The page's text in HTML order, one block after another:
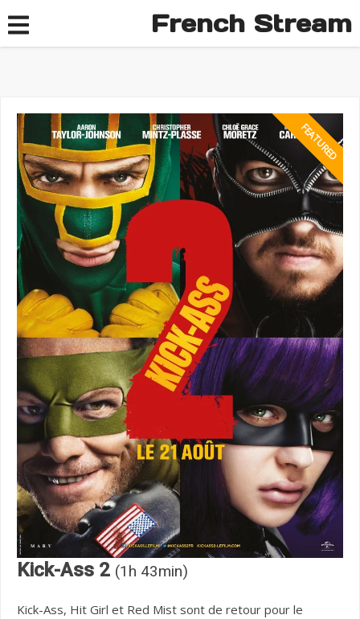
French Stream
Kick-Ass 2 (1h 43min)
Kick-Ass, Hit Girl et Red Mist sont de retour pour le